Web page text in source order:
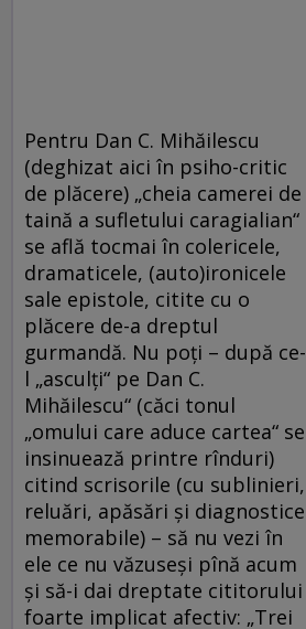
Pentru Dan C. Mihăilescu
(deghizat aici în psiho-critic
de plăcere) „cheia camerei de
taină a sufletului caragialian“
se află tocmai în colericele,
dramaticele, (auto)ironicele
sale epistole, citite cu o
plăcere de-a dreptul
gurmandă. Nu poţi – după ce-
l „asculţi“ pe Dan C.
Mihăilescu“ (căci tonul
„omului care aduce cartea“ se
insinuează printre rînduri)
citind scrisorile (cu sublinieri,
reluări, apăsări şi diagnostice
memorabile) – să nu vezi în
ele ce nu văzuseşi pînă acum
şi să-i dai dreptate cititorului
foarte implicat afectiv: „Trei